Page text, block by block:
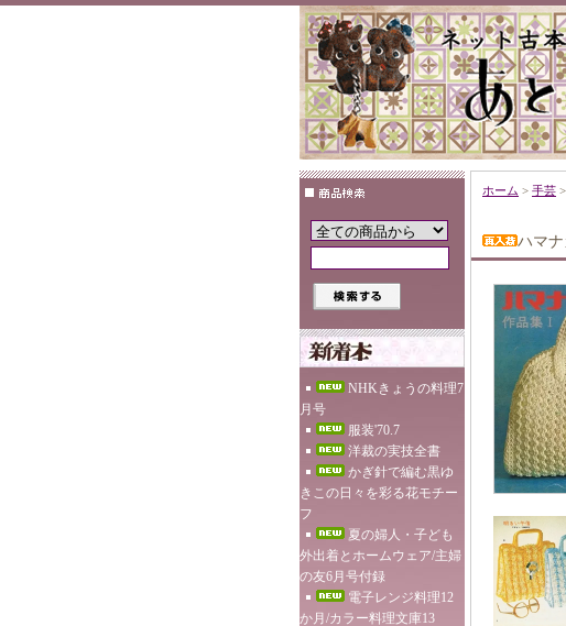
NHKきょうの料理7
月号
服装'70.7
洋裁の実技全書
かぎ針で編む黒ゆ
きこの日々を彩る花モチー
フ
夏の婦人・子ども
外出着とホームウェア/主婦
の友6月号付録
電子レンジ料理12
か月/カラー料理文庫13
ホーム > 手芸 >
ハマ